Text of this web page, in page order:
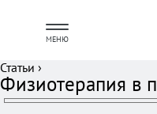
МЕНЮ
Статьи ›
Физиотерапия в